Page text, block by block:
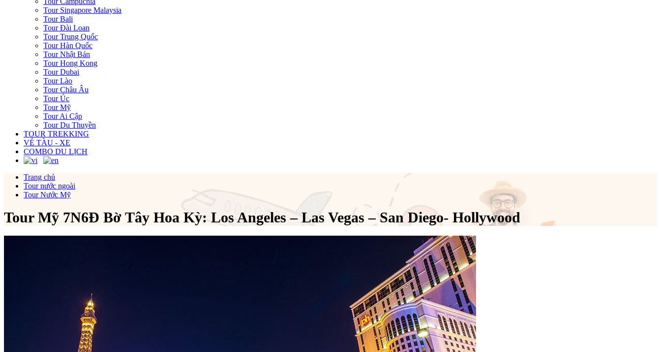
Tour Singapore Malaysia
Tour Bali
Tour Đài Loan
Tour Trung Quốc
Tour Hàn Quốc
Tour Nhật Bản
Tour Hong Kong
Tour Dubai
Tour Lào
Tour Châu Âu
Tour Úc
Tour Mỹ
Tour Ai Cập
Tour Du Thuyền
TOUR TREKKING
VÉ TÀU - XE
COMBO DU LỊCH
Trang chủ
Tour nước ngoài
Tour Nước Mỹ
Tour Mỹ 7N6Đ Bờ Tây Hoa Kỳ: Los Angeles – Las Vegas – San Diego- Hollywood